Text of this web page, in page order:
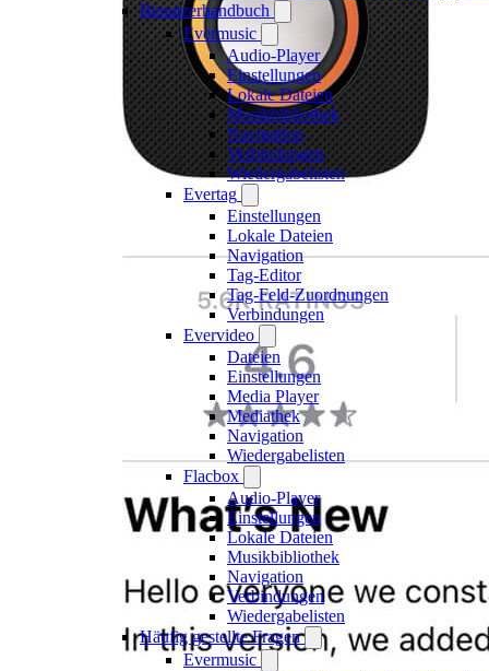
Benutzerhandbuch
Evermusic
Audio-Player
Einstellungen
Lokale Dateien
Musikbibliothek
Navigation
Verbindungen
Wiedergabelisten
Evertag
Einstellungen
Lokale Dateien
Navigation
Tag-Editor
Tag-Feld-Zuordnungen
Verbindungen
Evervideo
Dateien
Einstellungen
Media Player
Mediathek
Navigation
Wiedergabelisten
Flacbox
Audio-Player
Einstellungen
Lokale Dateien
Musikbibliothek
Navigation
Verbindungen
Wiedergabelisten
Häufig gestellte Fragen
Evermusic